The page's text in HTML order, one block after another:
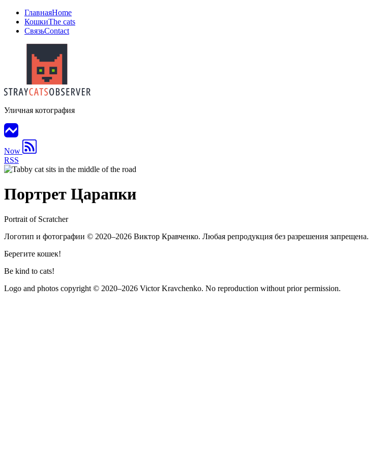
ГлавнаяHome
КошкиThe cats
СвязьContact
Уличная котография
Now
RSS
Портрет Царапки
Portrait of Scratcher
Логотип и фотографии © 2020–2026 Виктор Кравченко. Любая репродукция без разрешения запрещена.
Берегите кошек!
Be kind to cats!
Logo and photos copyright © 2020–2026 Victor Kravchenko. No reproduction without prior permission.